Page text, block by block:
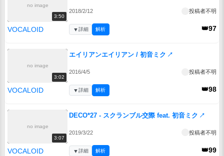
no image
3:50
2018/2/12 投稿者不明
VOCALOID 👑97
▼詳細 解析
no image
3:02
エイリアンエイリアン / 初音ミク ↗
2016/4/5 投稿者不明
VOCALOID 👑98
▼詳細 解析
no image
3:07
DECO*27 - スクランブル交際 feat. 初音ミク ↗
2019/3/22 投稿者不明
VOCALOID 👑99
▼詳細 解析